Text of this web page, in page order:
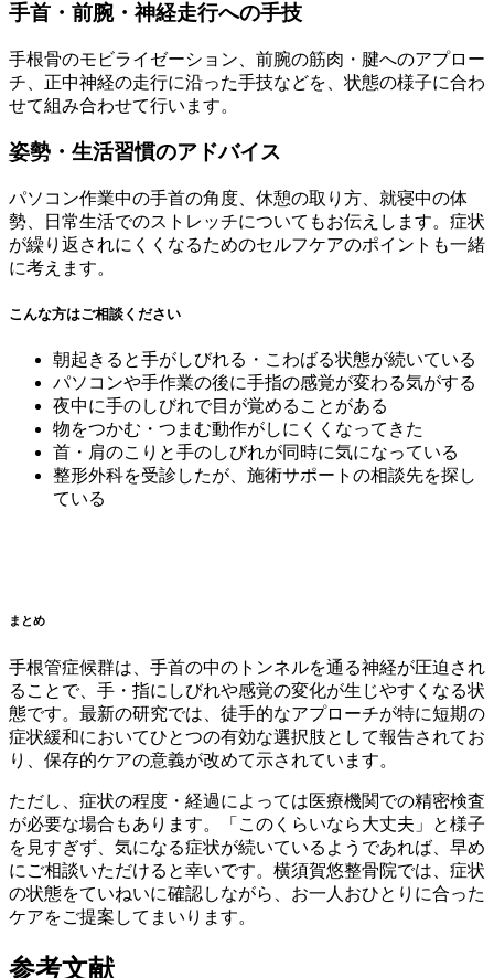
手首・前腕・神経走行への手技
手根骨のモビライゼーション、前腕の筋肉・腱へのアプロー
チ、正中神経の走行に沿った手技などを、状態の様子に合わ
せて組み合わせて行います。
姿勢・生活習慣のアドバイス
パソコン作業中の手首の角度、休憩の取り方、就寝中の体
勢、日常生活でのストレッチについてもお伝えします。症状
が繰り返されにくくなるためのセルフケアのポイントも一緒
に考えます。
こんな方はご相談ください
朝起きると手がしびれる・こわばる状態が続いている
パソコンや手作業の後に手指の感覚が変わる気がする
夜中に手のしびれで目が覚めることがある
物をつかむ・つまむ動作がしにくくなってきた
首・肩のこりと手のしびれが同時に気になっている
整形外科を受診したが、施術サポートの相談先を探し
ている
まとめ
手根管症候群は、手首の中のトンネルを通る神経が圧迫され
ることで、手・指にしびれや感覚の変化が生じやすくなる状
態です。最新の研究では、徒手的なアプローチが特に短期の
症状緩和においてひとつの有効な選択肢として報告されてお
り、保存的ケアの意義が改めて示されています。
ただし、症状の程度・経過によっては医療機関での精密検査
が必要な場合もあります。「このくらいなら大丈夫」と様子
を見すぎず、気になる症状が続いているようであれば、早め
にご相談いただけると幸いです。横須賀悠整骨院では、症状
の状態をていねいに確認しながら、お一人おひとりに合った
ケアをご提案してまいります。
参考文献